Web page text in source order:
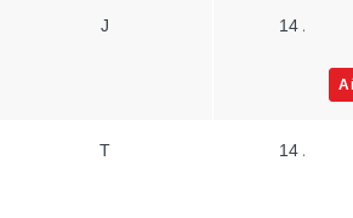
J 14 AWG
T 14 AWG